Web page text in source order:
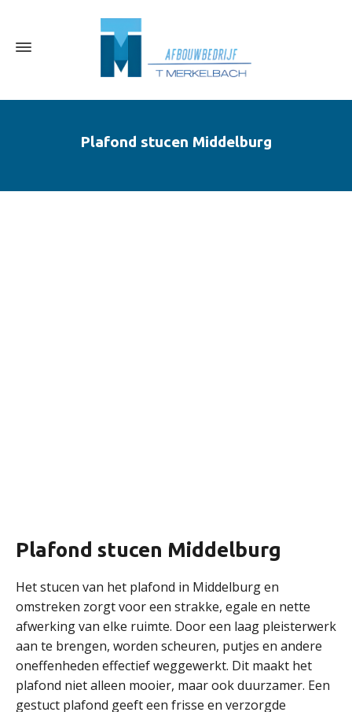
Plafond stucen Middelburg
Plafond stucen Middelburg
Het stucen van het plafond in Middelburg en
omstreken zorgt voor een strakke, egale en nette
afwerking van elke ruimte. Door een laag pleisterwerk
aan te brengen, worden scheuren, putjes en andere
oneffenheden effectief weggewerkt. Dit maakt het
plafond niet alleen mooier, maar ook duurzamer. Een
gestuct plafond geeft een frisse en verzorgde